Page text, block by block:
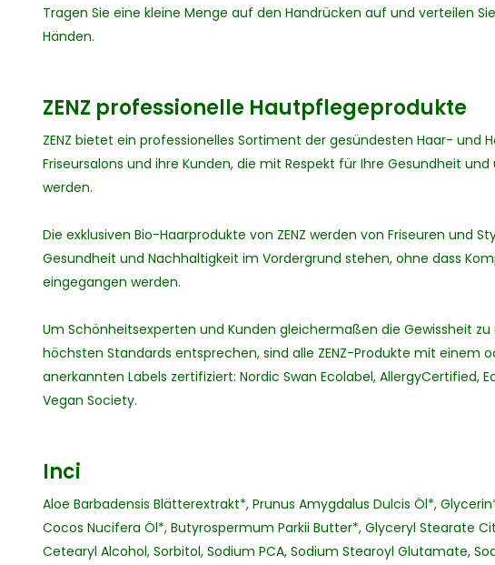
Tragen Sie eine kleine Menge auf den Handrücken auf und verteilen
Händen.
ZENZ professionelle Hautpflegeprodukte
ZENZ bietet ein professionelles Sortiment der gesündesten Haar- und
Friseursalons und ihre Kunden, die mit Respekt für Ihre Gesundheit
werden.
Die exklusiven Bio-Haarprodukte von ZENZ werden von Friseuren und
Gesundheit und Nachhaltigkeit im Vordergrund stehen, ohne dass
eingegangen werden.
Um Schönheitsexperten und Kunden gleichermaßen die Gewissheit
höchsten Standards entsprechen, sind alle ZENZ-Produkte mit einem
anerkannten Labels zertifiziert: Nordic Swan Ecolabel, AllergyCertified,
Vegan Society.
Inci
Aloe Barbadensis Blätterextrakt*, Prunus Amygdalus Dulcis Öl*,
Cocos Nucifera Öl*, Butyrospermum Parkii Butter*, Glyceryl Stearate
Cetearyl Alcohol, Sorbitol, Sodium PCA, Sodium Stearoyl Glutamate,